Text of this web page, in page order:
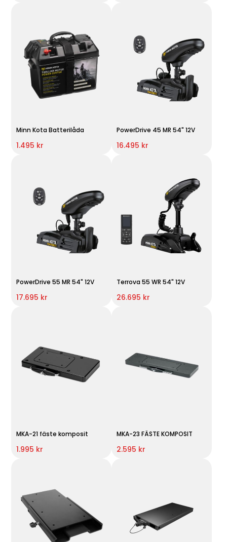
Minn Kota Batterilåda
1.495 kr
PowerDrive 45 MR 54" 12V
16.495 kr
PowerDrive 55 MR 54" 12V
17.695 kr
Terrova 55 WR 54" 12V
26.695 kr
MKA-21 fäste komposit
1.995 kr
MKA-23 FÄSTE KOMPOSIT
2.595 kr